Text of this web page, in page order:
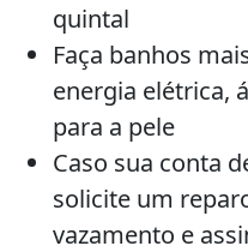
quintal
Faça banhos
energia elétrica,
para a pele
Caso sua conta
solicite um
vazamento e